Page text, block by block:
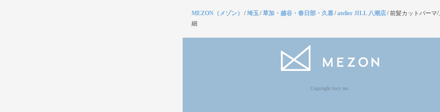
MEZON（メゾン） /埼玉/草加・越谷・春日部・久喜/atelier JILL 八潮店/前髪カットパーマ
細
Copyright Jocy inc.